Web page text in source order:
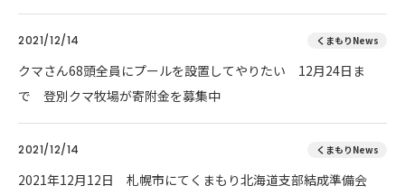
2021/12/14 くまもりNews
クマさん68頭全員にプールを設置してやりたい 12月24日ま
で 登別クマ牧場が寄附金を募集中
2021/12/14 くまもりNews
2021年12月12日 札幌市にてくまもり北海道支部結成準備会